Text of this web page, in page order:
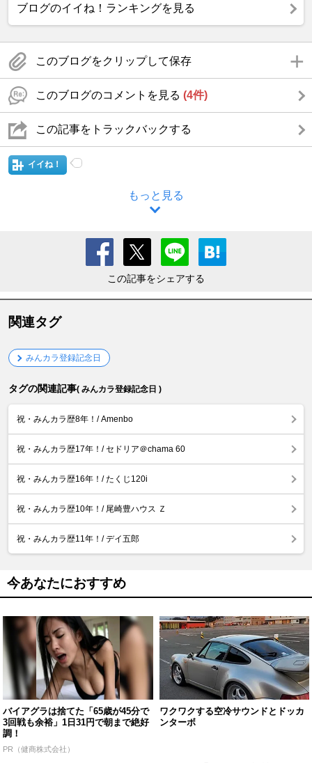
ブログのイイね！ランキングを見る
このブログをクリップして保存
このブログのコメントを見る (4件)
この記事をトラックバックする
イイね！
もっと見る
この記事をシェアする
関連タグ
みんカラ登録記念日
タグの関連記事( みんカラ登録記念日 )
祝・みんカラ歴8年！/ Amenbo
祝・みんカラ歴17年！/ セドリア＠chama 60
祝・みんカラ歴16年！/ たくじ120i
祝・みんカラ歴10年！/ 尾崎豊ハウス Ｚ
祝・みんカラ歴11年！/ デイ五郎
今あなたにおすすめ
バイアグラは捨てた「65歳が45分で
3回戦も余裕」1日31円で朝まで絶好
調！
PR（健商株式会社）
ワクワクする空冷サウンドとドッカ
ンターボ